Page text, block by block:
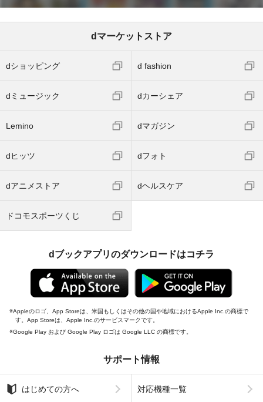
dマーケットストア
dショッピング d fashion
dミュージック dカーシェア
Lemino dマガジン
dヒッツ dフォト
dアニメストア dヘルスケア
ドコモスポーツくじ
dブックアプリのダウンロードはコチラ
Appleのロゴ、App Storeは、米国もしくはその他の国や地域におけるApple Inc.の商標で
す。App Storeは、Apple Inc.のサービスマークです。
Google Play および Google Play ロゴは Google LLC の商標です。
サポート情報
はじめての方へ 対応機種一覧